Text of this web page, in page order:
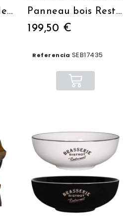
Tableau laiton "Menu du jour" Panneau bois Restaurant-bistro
199,50 €
Referencia SEB17435